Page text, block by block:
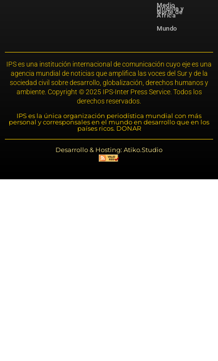
Medio
Oriente y
Norte de
África
Mundo
IPS es una institución internacional de comunicación cuyo eje es una
agencia mundial de noticias que amplifica las voces del Sur y de la
sociedad civil sobre desarrollo, globalización, derechos humanos y
ambiente. Copyright © 2025 IPS-Inter Press Service. Todos los
derechos reservados.
IPS es la única organización periodística mundial con más
personal y corresponsales en el mundo en desarrollo que en los
países ricos. DONAR
Desarrollo & Hosting: Atiko.Studio